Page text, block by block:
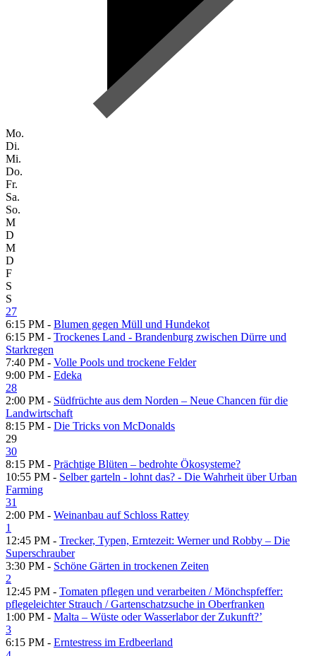
Mo.
Di.
Mi.
Do.
Fr.
Sa.
So.
M
D
M
D
F
S
S
27
6:15 PM - Blumen gegen Müll und Hundekot
6:15 PM - Trockenes Land - Brandenburg zwischen Dürre und
Starkregen
7:40 PM - Volle Pools und trockene Felder
9:00 PM - Edeka
28
2:00 PM - Südfrüchte aus dem Norden – Neue Chancen für die
Landwirtschaft
8:15 PM - Die Tricks von McDonalds
29
30
8:15 PM - Prächtige Blüten – bedrohte Ökosysteme?
10:55 PM - Selber garteln - lohnt das? - Die Wahrheit über Urban
Farming
31
2:00 PM - Weinanbau auf Schloss Rattey
1
12:45 PM - Trecker, Typen, Erntezeit: Werner und Robby – Die
Superschrauber
3:30 PM - Schöne Gärten in trockenen Zeiten
2
12:45 PM - Tomaten pflegen und verarbeiten /​ Mönchspfeffer:
pflegeleichter Strauch /​ Gartenschatzsuche in Oberfranken
1:00 PM - Malta – Wüste oder Wasserlabor der Zukunft?’
3
6:15 PM - Erntestress im Erdbeerland